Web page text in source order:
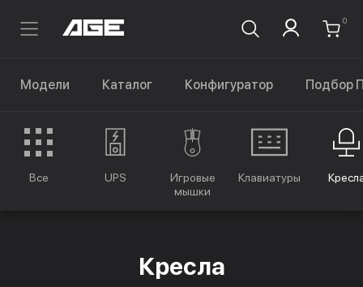
0
Модели Каталог Конфигуратор Подбор
Все UPS
Игровые
мышки
Клавиатуры
Кресла